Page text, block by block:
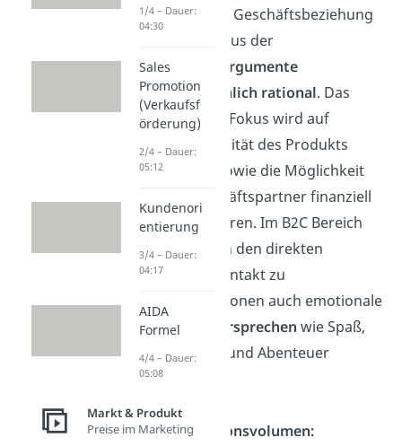
In der B2B Geschäftsbeziehung
ist der Fokus der
Verkaufsargumente
hauptsächlich rational. Das
heißt, der Fokus wird auf
Funktionalität des Produkts
gesetzt, sowie die Möglichkeit
der Geschäftspartner finanziell
zu profitieren. Im B2C Bereich
sind durch den direkten
Kundenkontakt zu
Privatpersonen auch emotionale
Nutzenversprechen wie Spaß,
Interesse und Abenteuer
möglich.
Transaktionsvolumen:
1/4 – Dauer:
04:30
Sales
Promotion
(Verkaufsf
örderung)
2/4 – Dauer:
05:12
Kundenori
entierung
3/4 – Dauer:
04:17
AIDA
Formel
4/4 – Dauer:
05:08
Markt & Produkt
Preise im Marketing